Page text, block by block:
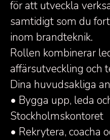
för att utveckla
samtidigt som du
inom brandteknik.
Rollen kombinerar
affärsutveckling och
Dina huvudsakliga
• Bygga upp, leda
Stockholmskontoret
• Rekrytera, coacha